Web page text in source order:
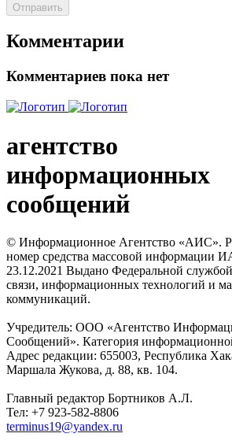
Отправить
Комментарии
Комментариев пока нет
агентство
информационных
сообщений
© Информационное Агентство «АИС».
номер средства массовой информации
23.12.2021 Выдано Федеральной
связи, информационных технологий и
коммуникаций.
Учредитель: ООО «Агентство
Сообщений». Категория
Адрес редакции: 655003, Республика
Маршала Жукова, д. 88, кв. 104.
Главный редактор Бортников А.Л.
Тел: +7 923-582-8806
terminus19@yandex.ru